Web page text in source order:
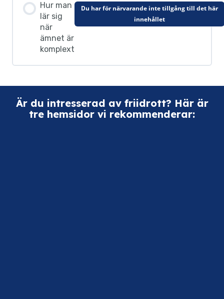
Hur man
lär sig
när
ämnet är
komplext
Du har för närvarande inte tillgång till det här
innehållet
Är du intresserad av friidrott? Här är
tre hemsidor vi rekommenderar: